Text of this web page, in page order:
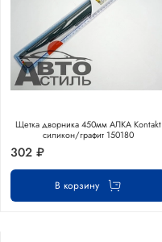
Щетка дворника 450мм АЛКА Kontakt
силикон/графит 150180
302 ₽
В корзину